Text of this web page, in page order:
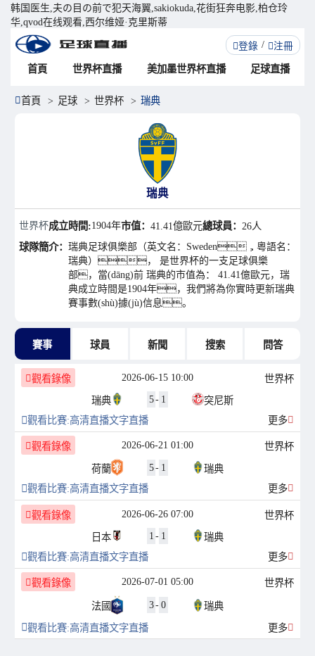
韩国医生,夫の目の前で犯天海翼,sakiokuda,花街狂奔电影,柏仓玲
华,qvod在线观看,西尔维娅·克里斯蒂
首頁 世界杯直播 美加墨世界杯直播 足球直播
登錄 注冊
首頁 足球 世界杯 瑞典
瑞典
世界杯成立時間:1904年市值： 41.41億歐元總球員： 26人
球隊簡介： 瑞典足球俱樂部（英文名：Sweden，粵語名：
瑞典）， 是世界杯的一支足球俱樂
部，當(dāng)前 瑞典的市值為： 41.41億歐元，瑞
典成立時間是1904年，我們將為你實時更新瑞典
賽事數(shù)據(jù)信息。
賽事 球員 新聞 搜索 問答
觀看錄像 2026-06-15 10:00
世界杯
瑞典
5- 1
突尼斯
觀看比賽:高清直播文字直播 更多
觀看錄像 2026-06-21 01:00
世界杯
荷蘭
5- 1
瑞典
觀看比賽:高清直播文字直播 更多
觀看錄像 2026-06-26 07:00
世界杯
日本
1 - 1
瑞典
觀看比賽:高清直播文字直播 更多
觀看錄像 2026-07-01 05:00 世界杯
法國 3- 0
瑞典
觀看比賽:高清直播文字直播 更多